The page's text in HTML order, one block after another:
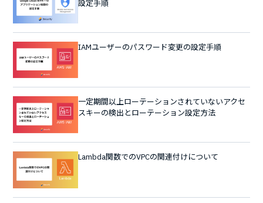
設定手順
IAMユーザーのパスワード変更の設定手順
一定期間以上ローテーションされていないアクセ
スキーの検出とローテーション設定方法
Lambda関数でのVPCの関連付けについて